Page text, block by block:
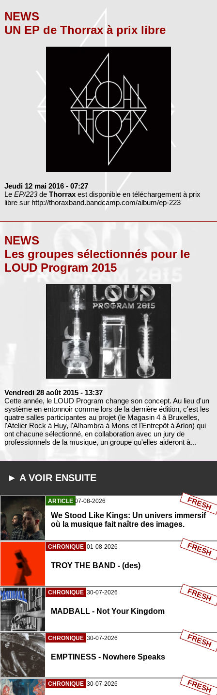
NEWS
UN EP de Thorrax à prix libre
Jeudi 12 mai 2016 - 07:27
Le EP/223de Thorraxest disponible en téléchargement à prix
libre sur http://thoraxband.bandcamp.com/album/ep-223
NEWS
Les groupes sélectionnés pour le
LOUD Program 2015
Vendredi 28 août 2015 - 13:37
Cette année, le LOUD Program change son concept. Au lieu d'un
système en entonnoir comme lors de la dernière édition, c'est les
quatre salles participantes au projet (le Magasin 4 à Bruxelles,
l'Atelier Rock à Huy, l'Alhambra à Mons et l'Entrepôt à Arlon) qui
ont chacune sélectionné, en collaboration avec un jury de
professionnels de la musique, un groupe qu'elles aideront à...
► A VOIR ENSUITE
ARTICLE 07-08-2026
We Stood Like Kings: Un univers immersif
où la musique fait naître des images.
FRESH
CHRONIQUE 01-08-2026
TROY THE BAND - (des)
FRESH
CHRONIQUE 30-07-2026
MADBALL - Not Your Kingdom
FRESH
CHRONIQUE 30-07-2026
EMPTINESS - Nowhere Speaks
FRESH
CHRONIQUE 30-07-2026 FRESH